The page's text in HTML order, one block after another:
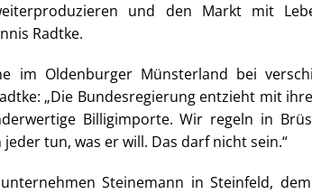
und den Markt mit
Radtke.
im Oldenburger Münsterland bei
„Die Bundesregierung entzieht mit
Billigimporte. Wir regeln in
tun, was er will. Das darf nicht sein.“
Steinemann in Steinfeld,